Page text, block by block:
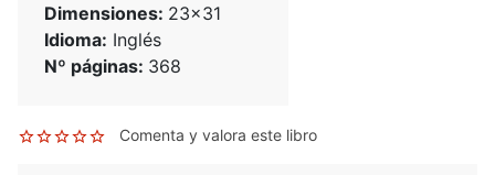
Dimensiones: 23x31
Idioma: Inglés
Nº páginas: 368
Comenta y valora este libro